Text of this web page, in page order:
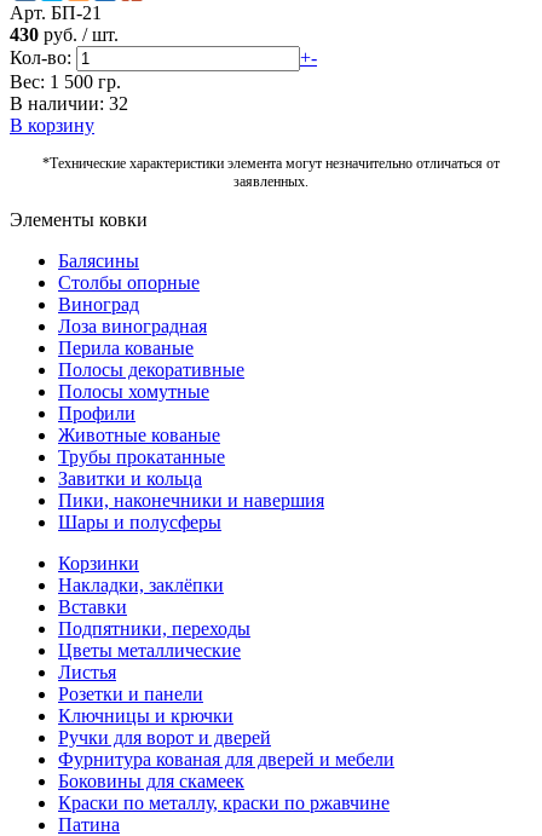
Арт. БП-21
430 руб. /шт.
Кол-во:
+-
Вес: 1 500 гр.
В наличии: 32
В корзину
*Технические характеристики элемента могут незначительно отличаться от
заявленных.
Элементы ковки
Балясины
Столбы опорные
Виноград
Лоза виноградная
Перила кованые
Полосы декоративные
Полосы хомутные
Профили
Животные кованые
Трубы прокатанные
Завитки и кольца
Пики, наконечники и навершия
Шары и полусферы
Корзинки
Накладки, заклёпки
Вставки
Подпятники, переходы
Цветы металлические
Листья
Розетки и панели
Ключницы и крючки
Ручки для ворот и дверей
Фурнитура кованая для дверей и мебели
Боковины для скамеек
Краски по металлу, краски по ржавчине
Патина